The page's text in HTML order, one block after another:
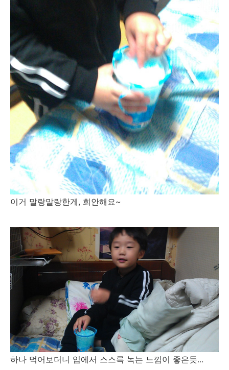
이거 말랑말랑한게, 희안해요~
하나 먹어보더니 입에서 스스륵 녹는 느낌이 좋은듯...